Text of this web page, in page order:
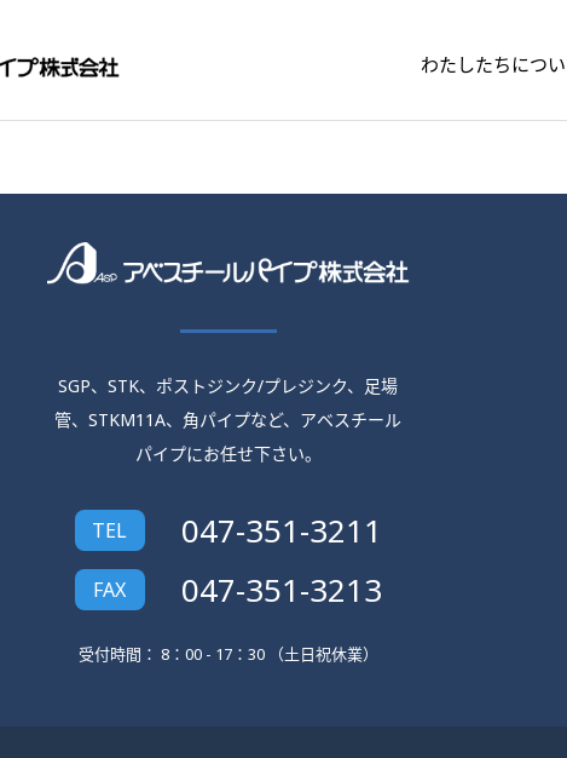
わたしたちにつ
SGP、STK、ポストジンク/プレジンク、足場
管、STKM11A、角パイプなど、 アベスチール
パイプにお任せ下さい。
TEL 047-351-3211
FAX 047-351-3213
受付時間： 8：00 - 17：30 （土日祝休業）